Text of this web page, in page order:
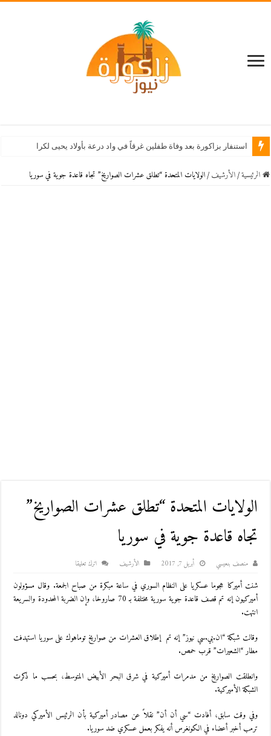
استنفار بزاكورة بعد وفاة طفلين غرقاً في واد درعة بأولاد يحيى لكراير
الرئيسية / اﻷرشيف / الولايات المتحدة “تطلق عشرات الصواريخ” تجاه قاعدة جوية في سوريا
الولايات المتحدة “تطلق عشرات الصواريخ”
تجاه قاعدة جوية في سوريا
منصف بنعيسي أبريل 7, 2017 اﻷرشيف اترك تعليقا
شنت أميركا هجوما عسكريا على النظام السوري في ساعة مبكرة من صباح الجمعة. وقال مسؤولون
أميركيون إنه تم قصف قاعدة جوية سورية مختلفة بـ 70 صاروخا، وإن الضربة المحدودة والسريعة
انتهت.
وقالت شبكة “ان.بي.سي نيوز” إنه تم إطلاق العشرات من صواريخ توماهوك على سوريا استهدفت
مطار “الشعيرات” قرب حمص.
وانطلقت الصواريخ من مدمرات أميركية في شرق البحر الأبيض المتوسط، بحسب ما ذكرت
الشبكة الأميركية.
وفي وقت سابق، أفادت “سي أن أن” نقلاً عن مصادر أميركية بأن الرئيس الأميركي دونالد
ترمب أخبر أعضاء في الكونغرس أنه يفكر بعمل عسكري ضد سوريا.